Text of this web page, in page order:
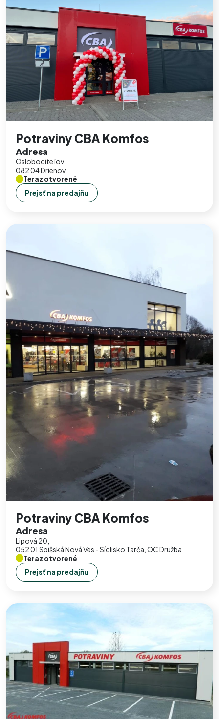
Potraviny CBA Komfos
Adresa
Osloboditeľov,
082 04 Drienov
Teraz otvorené
Prejsť na predajňu
Potraviny CBA Komfos
Adresa
Lipová 20,
052 01 Spišská Nová Ves - Sídlisko Tarča, OC Družba
Teraz otvorené
Prejsť na predajňu